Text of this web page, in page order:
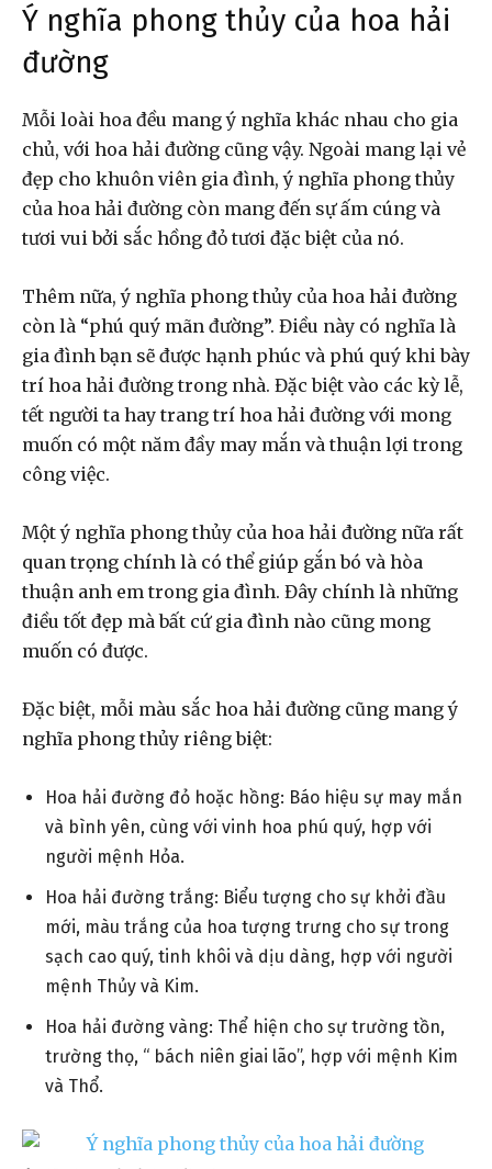
Ý nghĩa phong thủy của hoa hải
đường
Mỗi loài hoa đều mang ý nghĩa khác nhau cho gia
chủ, với hoa hải đường cũng vậy. Ngoài mang lại vẻ
đẹp cho khuôn viên gia đình, ý nghĩa phong thủy
của hoa hải đường còn mang đến sự ấm cúng và
tươi vui bởi sắc hồng đỏ tươi đặc biệt của nó.
Thêm nữa, ý nghĩa phong thủy của hoa hải đường
còn là “phú quý mãn đường”. Điều này có nghĩa là
gia đình bạn sẽ được hạnh phúc và phú quý khi bày
trí hoa hải đường trong nhà. Đặc biệt vào các kỳ lễ,
tết người ta hay trang trí hoa hải đường với mong
muốn có một năm đầy may mắn và thuận lợi trong
công việc.
Mộtý nghĩa phong thủy của hoa hải đường nữa rất
quan trọng chính là có thể giúp gắn bó và hòa
thuận anh em trong gia đình. Đây chính là những
điều tốt đẹp mà bất cứ gia đình nào cũng mong
muốn có được.
Đặc biệt, mỗi màu sắc hoa hải đường cũng mang ý
nghĩa phong thủy riêng biệt:
Hoa hải đường đỏ hoặc hồng: Báo hiệu sự may mắn
và bình yên, cùng với vinh hoa phú quý, hợp với
người mệnh Hỏa.
Hoa hải đường trắng: Biểu tượng cho sự khởi đầu
mới, màu trắng của hoa tượng trưng cho sự trong
sạch cao quý, tinh khôi và dịu dàng, hợp với người
mệnh Thủy và Kim.
Hoa hải đường vàng: Thể hiện cho sự trường tồn,
trường thọ, “ bách niên giai lão”, hợp với mệnh Kim
và Thổ.